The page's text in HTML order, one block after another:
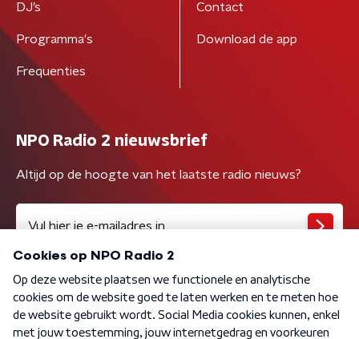
DJ’s
Programma's
Frequenties
Contact
Download de app
NPO Radio 2 nieuwsbrief
Altijd op de hoogte van het laatste radio nieuws?
Algemene voorwaarden